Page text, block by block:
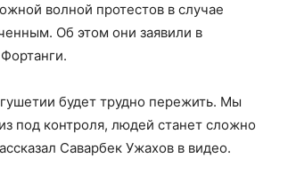
волной протестов в случае
Об этом они заявили в
будет трудно пережить. Мы
под контроля, людей станет сложно
Саварбек Ужахов в видео.